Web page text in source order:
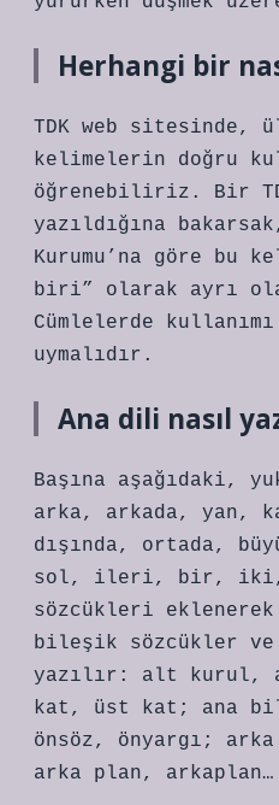
Herhangi bir
TDK web sitesinde,
kelimelerin doğru
öğrenebiliriz. Bir
yazıldığına
Kurumu’na göre bu
biri” olarak ayrı
Cümlelerde
uymalıdır.
Ana dili nasıl
Başına aşağıdaki,
arka, arkada, yan,
dışında, ortada,
sol, ileri, bir,
sözcükleri
bileşik sözcükler
yazılır: alt kurul,
kat, üst kat; ana
önsöz, önyargı;
arka plan, arkaplan…